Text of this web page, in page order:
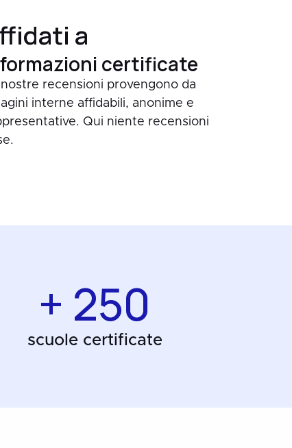
a
certificate
nostre recensioni provengono da
interne affidabili, anonime e
Qui niente recensioni
+ 250
scuole certificate